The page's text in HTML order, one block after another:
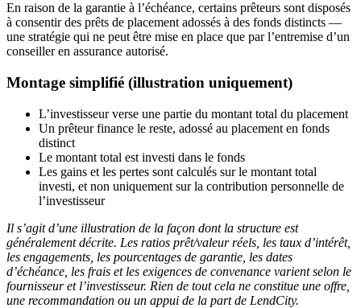
En raison de la garantie à l’échéance, certains prêteurs sont disposés
à consentir des prêts de placement adossés à des fonds distincts —
une stratégie qui ne peut être mise en place que par l’entremise d’un
conseiller en assurance autorisé.
Montage simplifié (illustration uniquement)
L’investisseur verse une partie du montant total du placement
Un prêteur finance le reste, adossé au placement en fonds
distinct
Le montant total est investi dans le fonds
Les gains et les pertes sont calculés sur le montant total
investi, et non uniquement sur la contribution personnelle de
l’investisseur
Il s’agit d’une illustration de la façon dont la structure est
généralement décrite. Les ratios prêt/valeur réels, les taux d’intérêt,
les engagements, les pourcentages de garantie, les dates
d’échéance, les frais et les exigences de convenance varient selon le
fournisseur et l’investisseur. Rien de tout cela ne constitue une offre,
une recommandation ou un appui de la part de LendCity.